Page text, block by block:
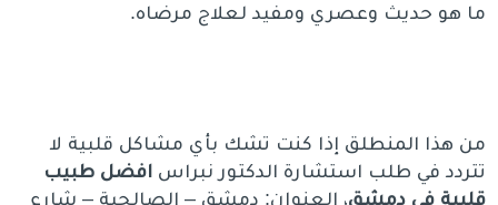
ما هو حديث وعصري ومفيد لعلاج مرضاه.
من هذا المنطلق إذا كنت تشك بأي مشاكل قلبية لا
تتردد في طلب استشارة الدكتور نبراسافضل طبيب
قلبية في دمشق، العنوان: دمشق – الصالحية – شارع